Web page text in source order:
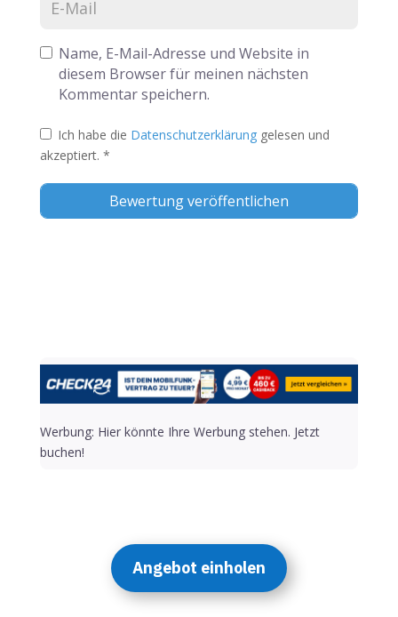
Name, E-Mail-Adresse und Website in
diesem Browser für meinen nächsten
Kommentar speichern.
Ich habe die Datenschutzerklärung gelesen und
akzeptiert. *
Werbung: Hier könnte Ihre Werbung stehen. Jetzt
buchen!
Angebot einholen